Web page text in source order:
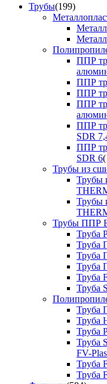
Трубы(199)
ППР
ППР
ППР
ППР
ППР
SDR
ППР
SDR 6
Трубы из
Трубы
Трубы
Трубы ППР
Труба
Труба
Труба
Труба
Труба
Труба
Труба
Труба
Труба
Труба
FV-
Труба
Труба